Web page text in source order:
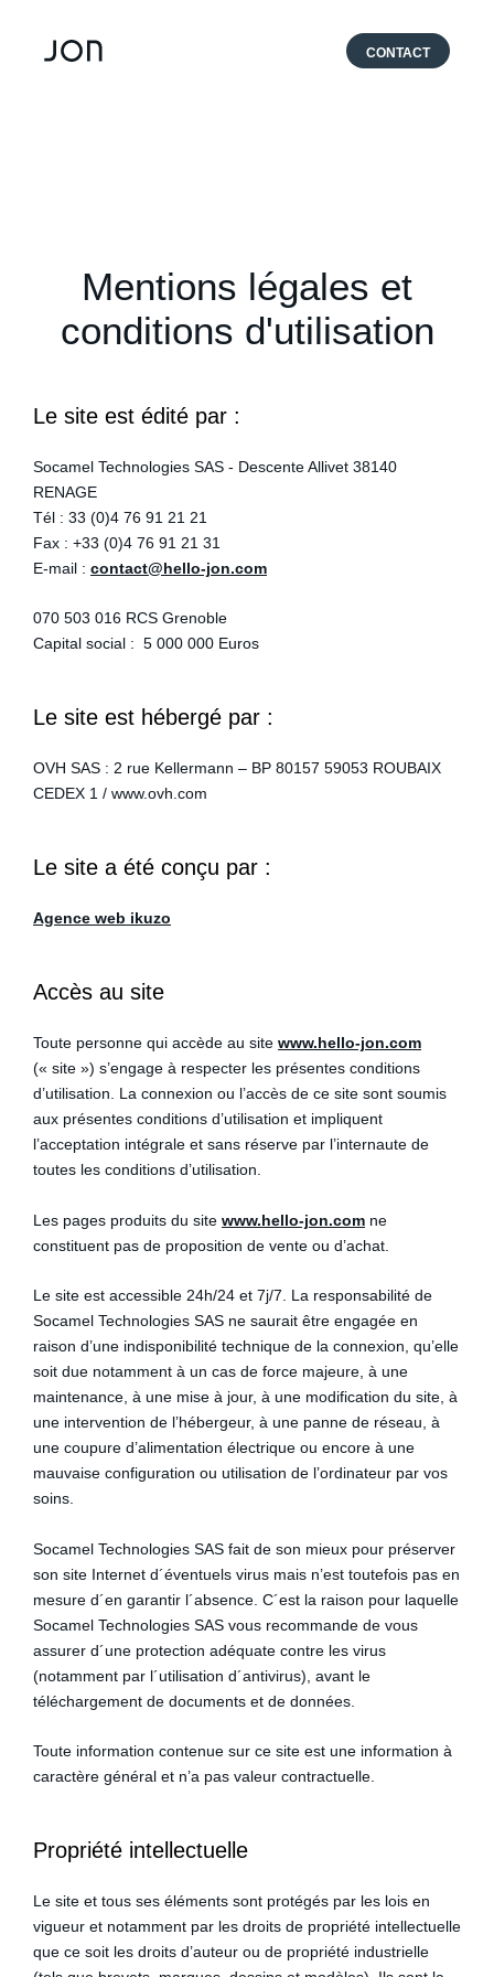
CONTACT
Mentions légales et
conditions d'utilisation
Le site est édité par :
Socamel Technologies SAS - Descente Allivet 38140
RENAGE
Tél : 33 (0)4 76 91 21 21
Fax : +33 (0)4 76 91 21 31
E-mail : contact@hello-jon.com
070 503 016 RCS Grenoble
Capital social : 5 000 000 Euros
Le site est hébergé par :
OVH SAS : 2 rue Kellermann – BP 80157 59053 ROUBAIX
CEDEX 1 / www.ovh.com
Le site a été conçu par :
Agence web ikuzo
Accès au site
Toute personne qui accède au site www.hello-jon.com
(« site ») s’engage à respecter les présentes conditions
d’utilisation. La connexion ou l’accès de ce site sont soumis
aux présentes conditions d’utilisation et impliquent
l’acceptation intégrale et sans réserve par l’internaute de
toutes les conditions d’utilisation.
Les pages produits du site www.hello-jon.com ne
constituent pas de proposition de vente ou d’achat.
Le site est accessible 24h/24 et 7j/7. La responsabilité de
Socamel Technologies SAS ne saurait être engagée en
raison d’une indisponibilité technique de la connexion, qu’elle
soit due notamment à un cas de force majeure, à une
maintenance, à une mise à jour, à une modification du site, à
une intervention de l’hébergeur, à une panne de réseau, à
une coupure d’alimentation électrique ou encore à une
mauvaise configuration ou utilisation de l’ordinateur par vos
soins.
Socamel Technologies SAS fait de son mieux pour préserver
son site Internet d´éventuels virus mais n’est toutefois pas en
mesure d´en garantir l´absence. C´est la raison pour laquelle
Socamel Technologies SAS vous recommande de vous
assurer d´une protection adéquate contre les virus
(notamment par l´utilisation d´antivirus), avant le
téléchargement de documents et de données.
Toute information contenue sur ce site est une information à
caractère général et n’a pas valeur contractuelle.
Propriété intellectuelle
Le site et tous ses éléments sont protégés par les lois en
vigueur et notamment par les droits de propriété intellectuelle
que ce soit les droits d’auteur ou de propriété industrielle